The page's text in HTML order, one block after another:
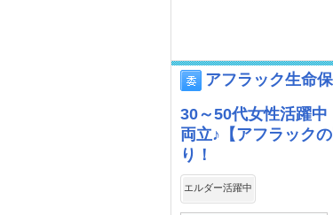
アフラック生命
30～50代女性活躍
両立♪【アフラック
り！
エルダー活躍中